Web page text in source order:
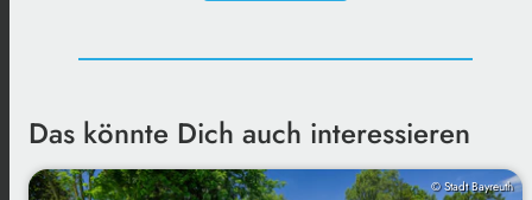
Das könnte Dich auch interessieren
© Stadt Bayreuth